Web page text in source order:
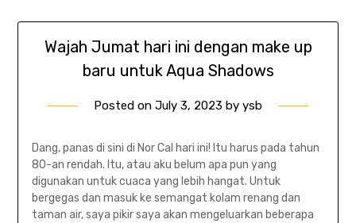
Wajah Jumat hari ini dengan make up
baru untuk Aqua Shadows
Posted on July 3, 2023 by ysb
Dang, panas di sini di Nor Cal hari ini! Itu harus pada tahun
80-an rendah. Itu, atau aku belum apa pun yang
digunakan untuk cuaca yang lebih hangat. Untuk
bergegas dan masuk ke semangat kolam renang dan
taman air, saya pikir saya akan mengeluarkan beberapa